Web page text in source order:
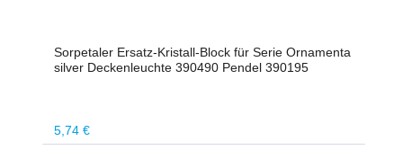
Sorpetaler Ersatz-Kristall-Block für Serie Ornamenta
silver Deckenleuchte 390490 Pendel 390195
Regulärer Preis:
5,74 €